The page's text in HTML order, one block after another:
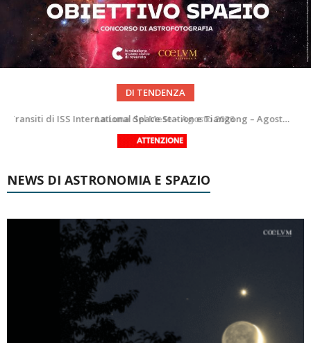
DI TENDENZA
La Luna del Mese – Agosto 2026
NEWS DI ASTRONOMIA E SPAZIO